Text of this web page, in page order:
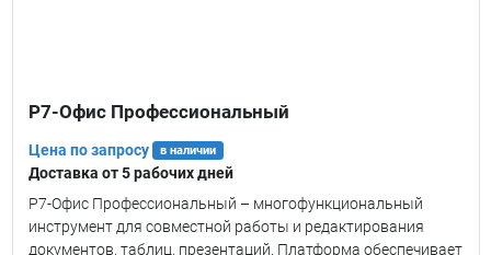
Р7-Офис Профессиональный
Цена по запросу в наличии
Доставка от 5 рабочих дней
Р7-Офис Профессиональный – многофункциональный
инструмент для совместной работы и редактирования
документов, таблиц, презентаций. Платформа обеспечивает